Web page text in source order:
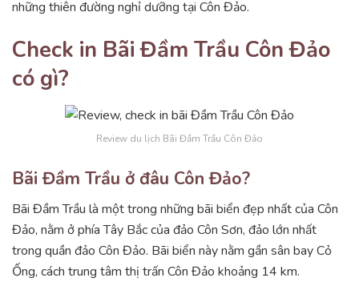
những thiên đường nghỉ dưỡng tại Côn Đảo.
Check in Bãi Đầm Trầu Côn Đảo
có gì?
Review du lịch Bãi Đầm Trầu Côn Đảo
Bãi Đầm Trầu ở đâu Côn Đảo?
Bãi Đầm Trầu là một trong những bãi biển đẹp nhất của Côn
Đảo, nằm ở phía Tây Bắc của đảo Côn Sơn, đảo lớn nhất
trong quần đảo Côn Đảo. Bãi biển này nằm gần sân bay Cỏ
Ống, cách trung tâm thị trấn Côn Đảo khoảng 14 km.